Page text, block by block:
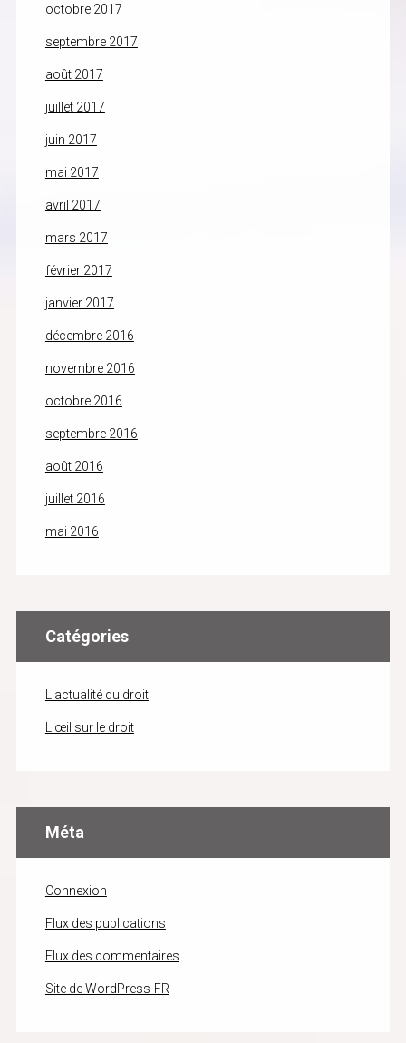
octobre 2017
septembre 2017
août 2017
juillet 2017
juin 2017
mai 2017
avril 2017
mars 2017
février 2017
janvier 2017
décembre 2016
novembre 2016
octobre 2016
septembre 2016
août 2016
juillet 2016
mai 2016
Catégories
L'actualité du droit
L'œil sur le droit
Méta
Connexion
Flux des publications
Flux des commentaires
Site de WordPress-FR